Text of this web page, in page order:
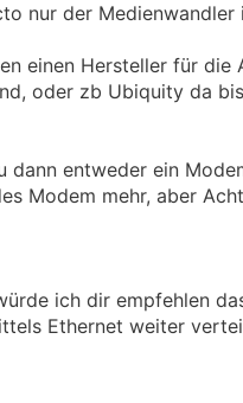
nur der Medienwandler
einen Hersteller für die
oder zb Ubiquity da
entweder ein
Modem mehr, aber
ich dir empfehlen
Ethernet weiter